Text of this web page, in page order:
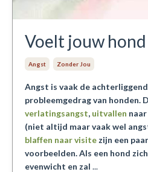
Voelt jouw
Angst Zonder Jou
Angst is vaak de
probleemgedrag van honden.
verlatingsangst, uitvallen
(niet altijd maar vaak wel
blaffen naar visite zijn een
voorbeelden. Als een hond
evenwicht en zal ...